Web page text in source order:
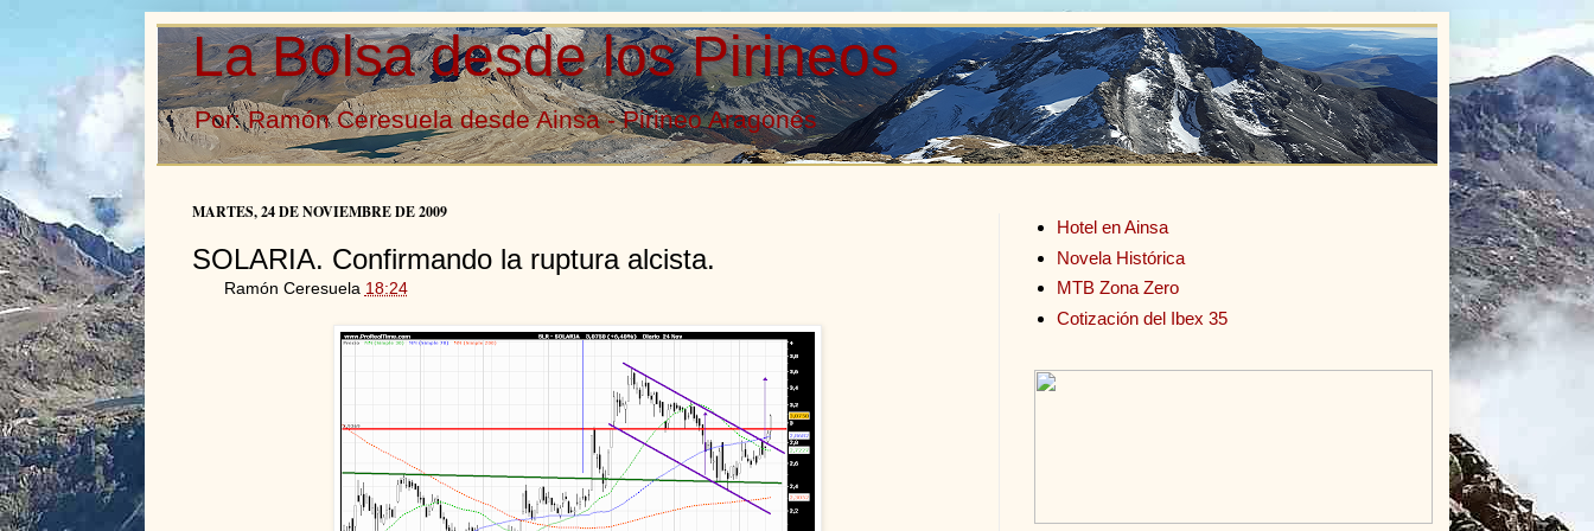
La Bolsa desde los Pirineos
Por: Ramón Ceresuela desde Ainsa - Pirineo Aragonés
MARTES, 24 DE NOVIEMBRE DE 2009
SOLARIA. Confirmando la ruptura alcista.
Ramón Ceresuela 18:24
Hotel en Ainsa
Novela Histórica
MTB Zona Zero
Cotización del Ibex 35